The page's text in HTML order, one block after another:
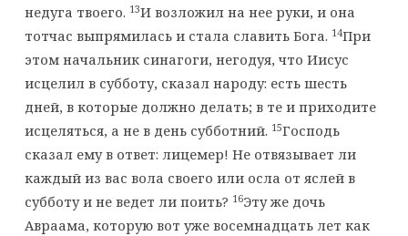
недуга твоего. 13И возложил на нее руки, и она
тотчас выпрямилась и стала славить Бога. 14При
этом начальник синагоги, негодуя, что Иисус
исцелил в субботу, сказал народу: есть шесть
дней, в которые должно делать; в те и приходите
исцеляться, а не в день субботний. 15Господь
сказал ему в ответ: лицемер! Не отвязывает ли
каждый из вас вола своего или осла от яслей в
субботу и не ведет ли поить? 16Эту же дочь
Авраама, которую вот уже восемнадцать лет как